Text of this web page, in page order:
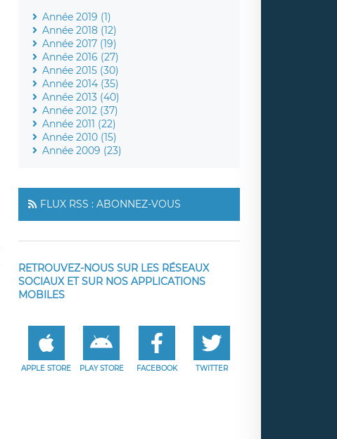
Année 2019 (1)
Année 2018 (12)
Année 2017 (19)
Année 2016 (27)
Année 2015 (30)
Année 2014 (35)
Année 2013 (40)
Année 2012 (37)
Année 2011 (22)
Année 2010 (15)
Année 2009 (23)
FLUX RSS : ABONNEZ-VOUS
RETROUVEZ-NOUS SUR LES RÉSEAUX
SOCIAUX ET SUR NOS APPLICATIONS
MOBILES
APPLE STORE PLAY STORE FACEBOOK TWITTER